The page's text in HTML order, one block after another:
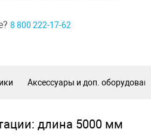
8 800 222-17-62
Аксессуары и доп.
длина 5000 мм